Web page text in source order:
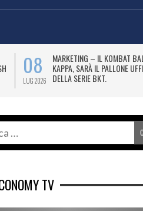
08
LUG 2026
MARKETING – IL KOMBAT
KAPPA, SARÀ IL PALLONE
DELLA SERIE BKT.
TV